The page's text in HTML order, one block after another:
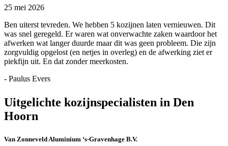
25 mei 2026
Ben uiterst tevreden. We hebben 5 kozijnen laten vernieuwen. Dit
was snel geregeld. Er waren wat onverwachte zaken waardoor het
afwerken wat langer duurde maar dit was geen probleem. Die zijn
zorgvuldig opgelost (en netjes in overleg) en de afwerking ziet er
piekfijn uit. En dat zonder meerkosten.
- Paulus Evers
Uitgelichte kozijnspecialisten in Den
Hoorn
Van Zonneveld Aluminium ‘s-Gravenhage B.V.